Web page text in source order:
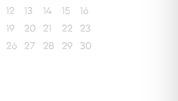
12 13 14 15
16
19 20 21 22
23
26 27 28 29
30